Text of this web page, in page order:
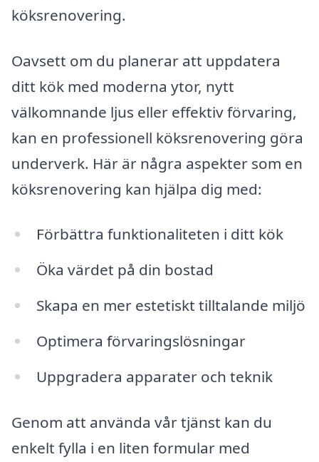
köksrenovering.
Oavsett om du planerar att uppdatera
ditt kök med moderna ytor, nytt
välkomnande ljus eller effektiv förvaring,
kan en professionell köksrenovering göra
underverk. Här är några aspekter som en
köksrenovering kan hjälpa dig med:
Förbättra funktionaliteten i ditt kök
Öka värdet på din bostad
Skapa en mer estetiskt tilltalande miljö
Optimera förvaringslösningar
Uppgradera apparater och teknik
Genom att använda vår tjänst kan du
enkelt fylla i en liten formular med